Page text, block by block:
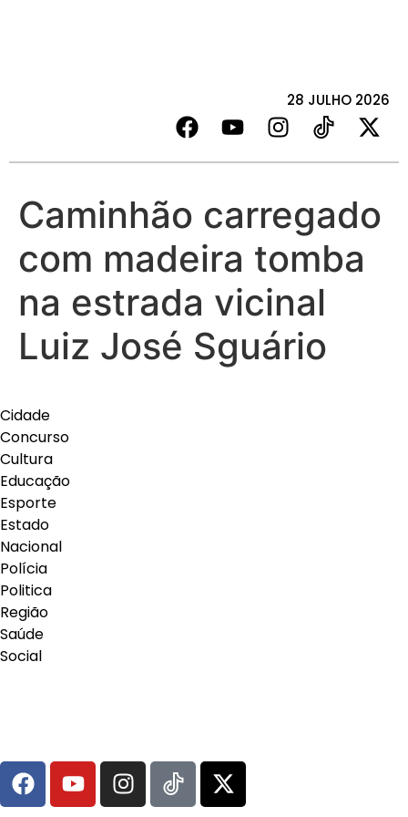
28 JULHO 2026
Caminhão carregado
com madeira tomba
na estrada vicinal
Luiz José Sguário
Cidade
Concurso
Cultura
Educação
Esporte
Estado
Nacional
Polícia
Politica
Região
Saúde
Social